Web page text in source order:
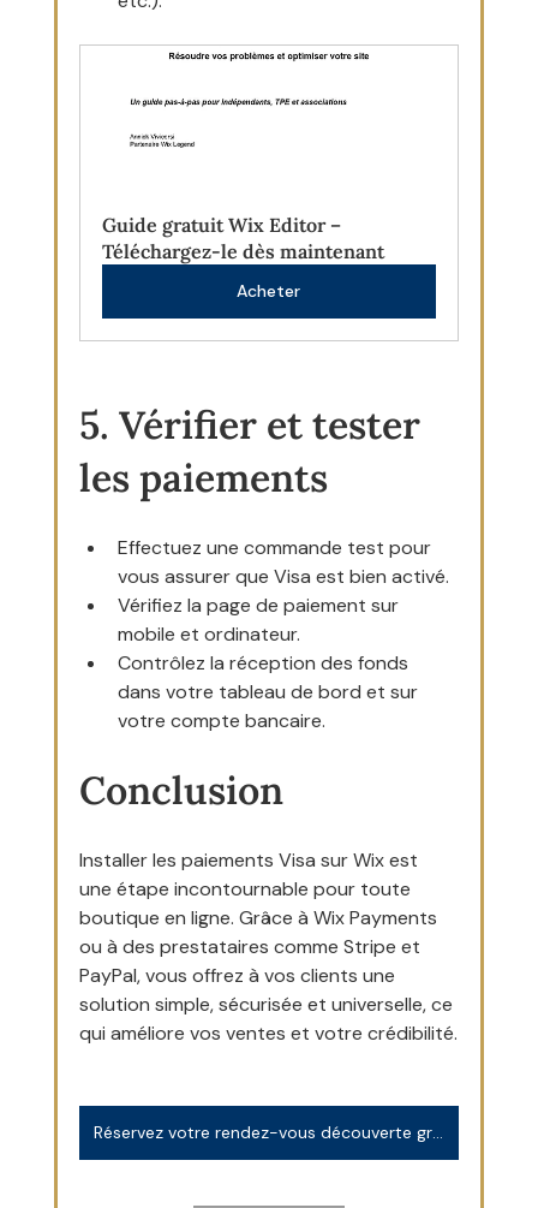
Guide gratuit Wix Editor –
Téléchargez-le dès maintenant
Acheter
5. Vérifier et tester
les paiements
Effectuez une commande test pour
vous assurer que Visa est bien activé.
Vérifiez la page de paiement sur
mobile et ordinateur.
Contrôlez la réception des fonds
dans votre tableau de bord et sur
votre compte bancaire.
Conclusion
Installer les paiements Visa sur Wix est
une étape incontournable pour toute
boutique en ligne. Grâce à Wix Payments
ou à des prestataires comme Stripe et
PayPal, vous offrez à vos clients une
solution simple, sécurisée et universelle, ce
qui améliore vos ventes et votre crédibilité.
Réservez votre rendez-vous découverte gratuit et sans engagement